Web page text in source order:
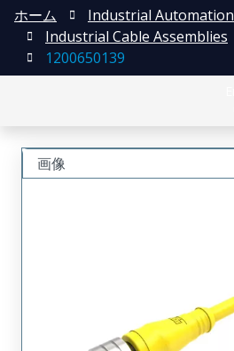
ホーム
Industrial Automation
Industrial Cable Assemblies
1200650139
画像